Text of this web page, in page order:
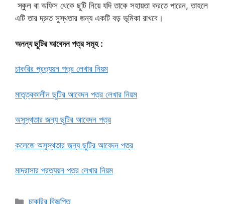
স্কুল বা অফিস থেকে ছুটি নিয়ে যদি তাকে সহায়তা করতে পারেন, তাহলে
এটি তার দ্রুত সুস্থতার জন্য একটি বড় ভূমিকা রাখবে।
অনন্য ছুটির আবেদন পত্র সমূহ :
চাকরির প্রত্যয়ন পত্র লেখার নিয়ম
মাতৃত্বকালীন ছুটির আবেদন পত্র লেখার নিয়ম
অসুস্থতার জন্য ছুটির আবেদন পত্র
কলেজে অসুস্থতার জন্য ছুটির আবেদন পত্র
মাদ্রাসার প্রত্যয়ন পত্র লেখার নিয়ম
Categories
চাকরির বিজ্ঞপ্তি